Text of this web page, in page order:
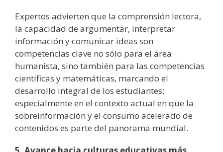
Expertos advierten que la comprensión lectora,
la capacidad de argumentar, interpretar
información y comunicar ideas son
competencias clave no sólo para el área
humanista, sino también para las competencias
científicas y matemáticas, marcando el
desarrollo integral de los estudiantes;
especialmente en el contexto actual en que la
sobreinformación y el consumo acelerado de
contenidos es parte del panorama mundial.